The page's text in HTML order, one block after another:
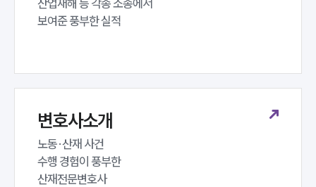
산업재해 등 각종 소송에서
보여준 풍부한 실적
변호사소개
노동·산재 사건
수행 경험이 풍부한
산재전문변호사